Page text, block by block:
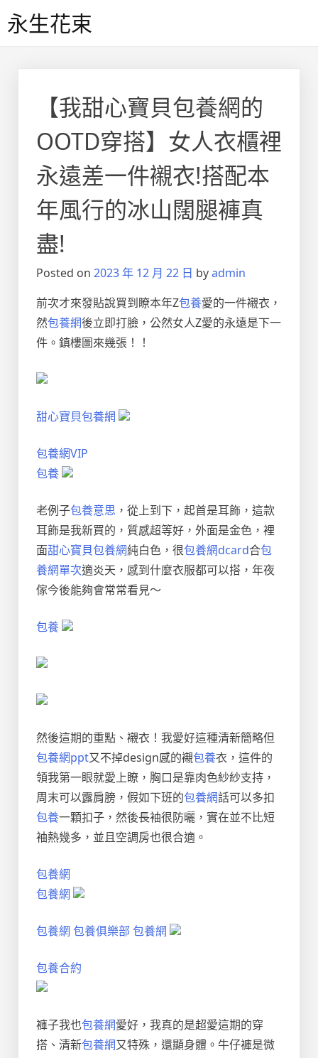
to永生花束
【我甜心寶貝包養網的
OOTD穿搭】女人衣櫃裡
永遠差一件襯衣!搭配本
年風行的冰山闊腿褲真
盡!
Posted on 2023 年 12 月 22 日 byadmin
前次才來發貼說買到瞭本年Z包養愛的一件襯衣，
然包養網後立即打臉，公然女人Z愛的永遠是下一
件。鎮樓圖來幾張！！
甜心寶貝包養網
包養網VIP
包養
老例子包養意思 ，從上到下，起首是耳飾，這款
耳飾是我新買的，質感超等好，外面是金色，裡
面甜心寶貝包養網純白色，很包養網dcard合包
養網單次適炎天，感到什麼衣服都可以搭，年夜
傢今後能夠會常常看見～
包養
然後這期的重點、襯衣！我愛好這種清新簡略但
包養網ppt又不掉design感的襯包養衣，這件的
領我第一眼就愛上瞭，胸口是靠肉色紗紗支持，
周末可以露肩膀，假如下班的包養網話可以多扣
包養一顆扣子，然後長袖很防曬，實在並不比短
袖熱幾多，並且空調房也很合適。
包養網
包養網
包養網 包養俱樂部 包養網
包養合約
褲子我也包養網愛好，我真的是超愛這期的穿
搭、清新包養網又特殊，還顯身體。牛仔褲是微